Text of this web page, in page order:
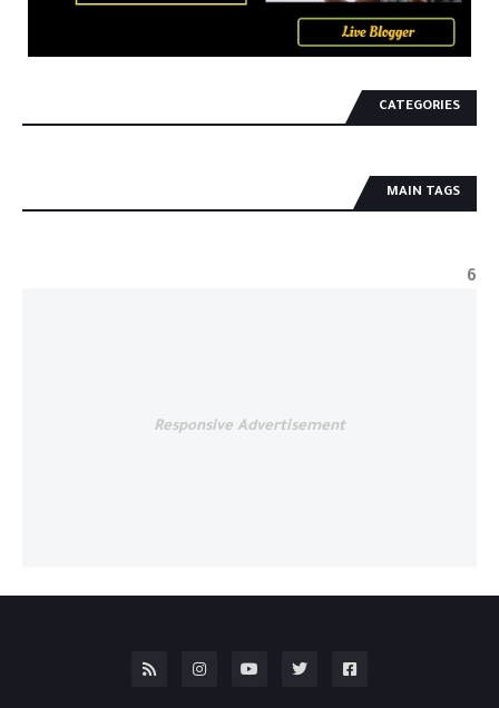
CATEGORIES
MAIN TAGS
6
Responsive Advertisement